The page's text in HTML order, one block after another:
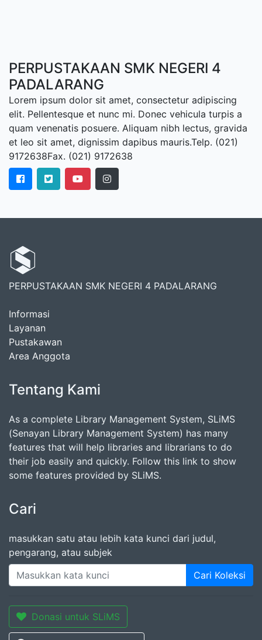
PERPUSTAKAAN SMK NEGERI 4
PADALARANG
Lorem ipsum dolor sit amet, consectetur adipiscing
elit. Pellentesque et nunc mi. Donec vehicula turpis a
quam venenatis posuere. Aliquam nibh lectus, gravida
et leo sit amet, dignissim dapibus mauris.Telp. (021)
9172638Fax. (021) 9172638
PERPUSTAKAAN SMK NEGERI 4 PADALARANG
Informasi
Layanan
Pustakawan
Area Anggota
Tentang Kami
As a complete Library Management System, SLiMS
(Senayan Library Management System) has many
features that will help libraries and librarians to do
their job easily and quickly. Follow this link to show
some features provided by SLiMS.
Cari
masukkan satu atau lebih kata kunci dari judul,
pengarang, atau subjek
Cari Koleksi
Donasi untuk SLiMS